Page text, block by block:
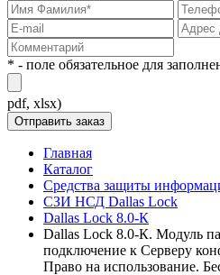
* - поле обязательное для
pdf, xlsx)
Главная
Каталог
Средства защиты
СЗИ НСД Dallas Lock
Dallas Lock 8.0-К
Dallas Lock 8.0-К. Модуль
подключение к Серверу
Право на использование.